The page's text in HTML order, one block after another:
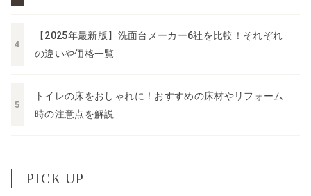
【2025年最新版】洗面台メーカー6社を比較！それぞれ
の違いや価格一覧
トイレの床をおしゃれに！おすすめの床材やリフォーム
時の注意点を解説
PICK UP